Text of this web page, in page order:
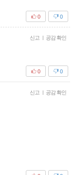
0
0
신고 | 공감 확인
0
0
신고 | 공감 확인